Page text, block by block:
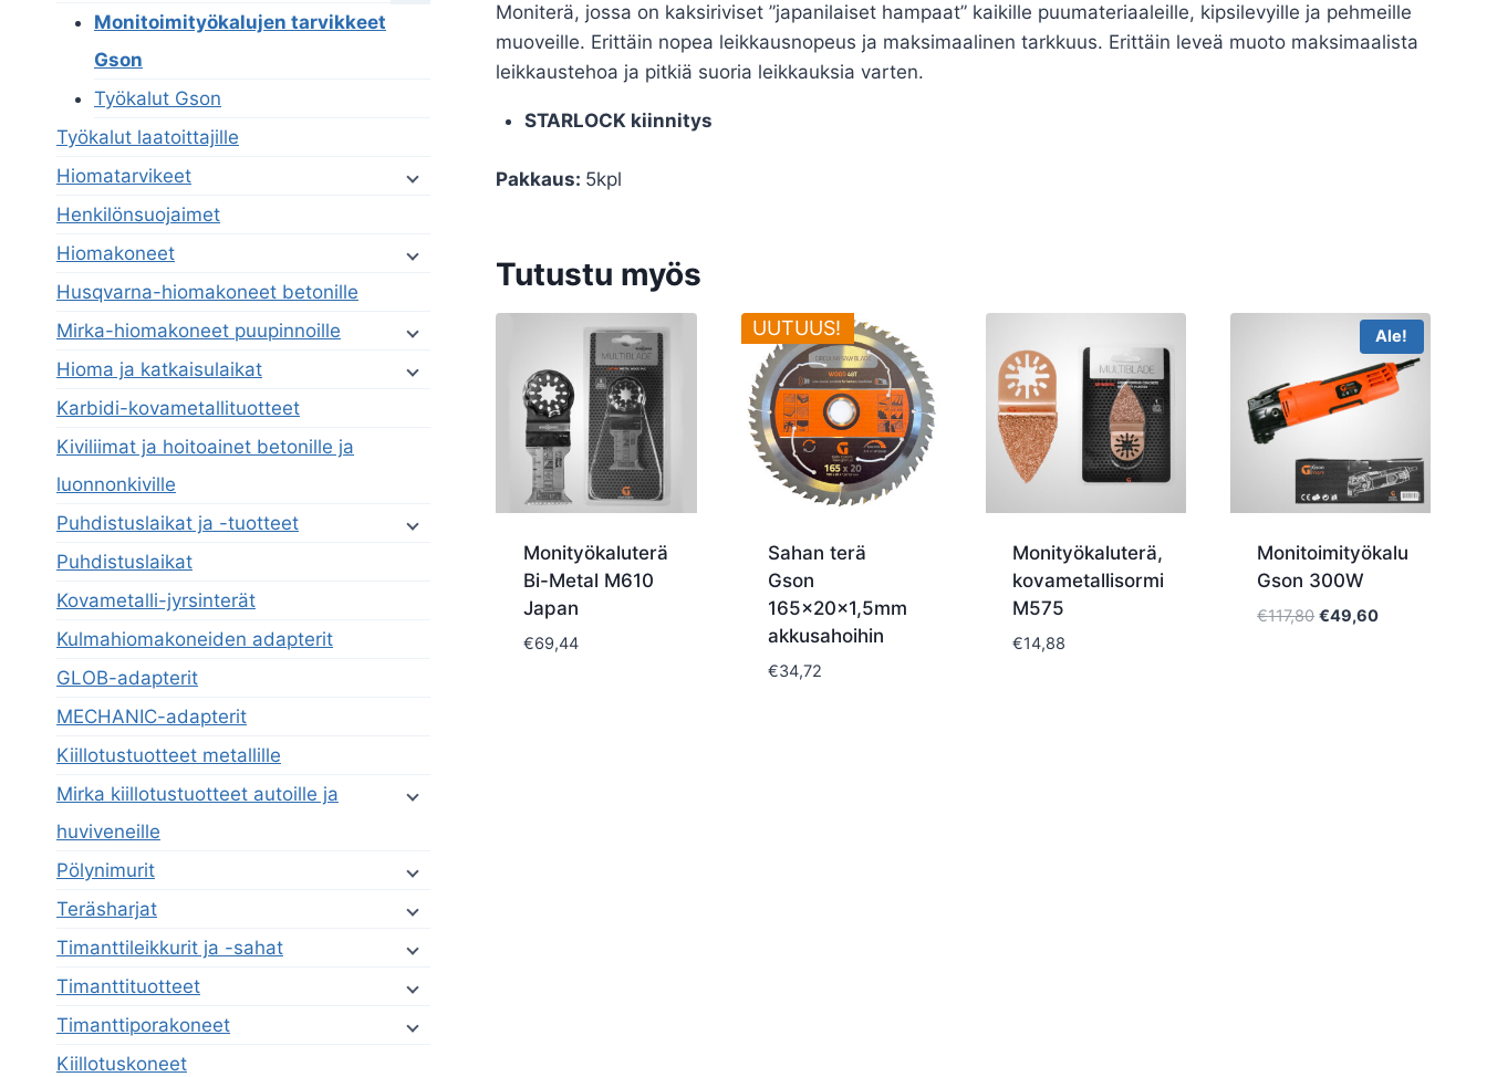
Moniterä, jossa on kaksiriviset ”japanilaiset hampaat” kaikille puumateriaaleille, kipsilevyille ja pehmeille
muoveille. Erittäin nopea leikkausnopeus ja maksimaalinen tarkkuus. Erittäin leveä muoto maksimaalista
leikkaustehoa ja pitkiä suoria leikkauksia varten.
STARLOCK kiinnitys
Pakkaus: 5kpl
Tutustu myös
Monityökaluterä
Bi-Metal M610
Japan
€69,44
UUTUUS!
Sahan terä
Gson
165x20x1,5mm
akkusahoihin
€34,72
Monityökaluterä,
kovametallisormi
M575
€14,88
Ale!
Monitoimityökalu
Gson 300W
€117,80 Alkuperäinen
€49,60Nykyinen
Monitoimityökalujen tarvikkeet
Gson
Työkalut Gson
Työkalut laatoittajille
Hiomatarvikeet
Henkilönsuojaimet
Hiomakoneet
Husqvarna-hiomakoneet betonille
Mirka-hiomakoneet puupinnoille
Hioma ja katkaisulaikat
Karbidi-kovametallituotteet
Kiviliimat ja hoitoainet betonille ja
luonnonkiville
Puhdistuslaikat ja -tuotteet
Puhdistuslaikat
Kovametalli-jyrsinterät
Kulmahiomakoneiden adapterit
GLOB-adapterit
MECHANIC-adapterit
Kiillotustuotteet metallille
Mirka kiillotustuotteet autoille ja
huviveneille
Pölynimurit
Teräsharjat
Timanttileikkurit ja -sahat
Timanttituotteet
Timanttiporakoneet
Kiillotuskoneet